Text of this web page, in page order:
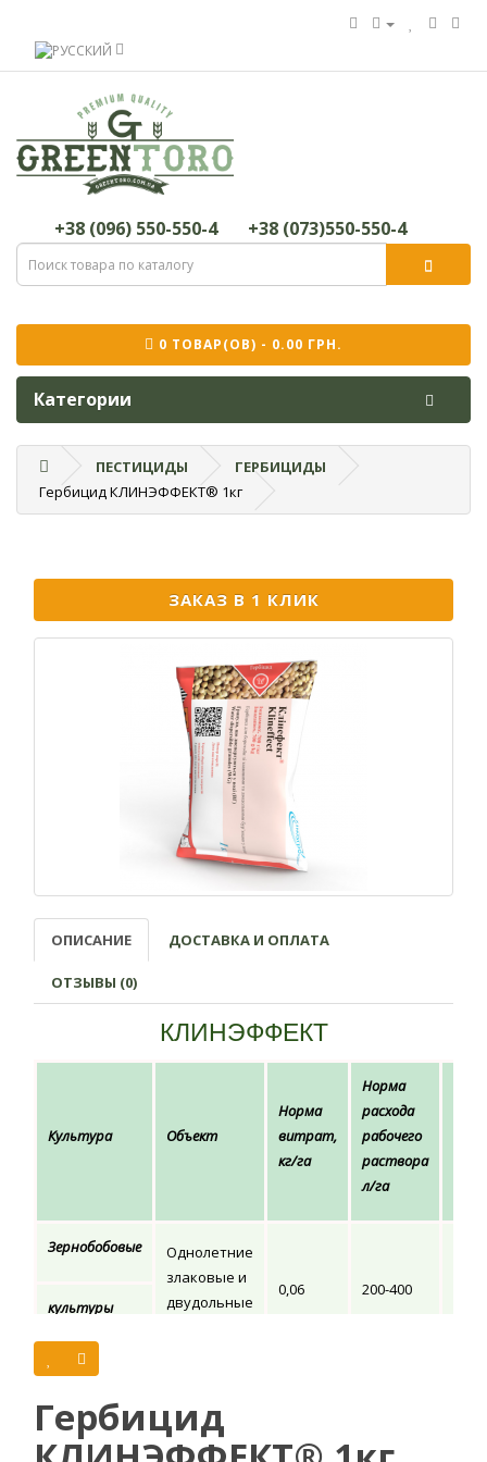
+38 (096) 550-550-4 +38 (073)550-550-4
0 ТОВАР(ОВ) - 0.00 ГРН.
Категории
ПЕСТИЦИДЫ
ГЕРБИЦИДЫ
Гербицид КЛИНЭФФЕКТ® 1кг
ЗАКАЗ В 1 КЛИК
ОПИСАНИЕ ДОСТАВКА И ОПЛАТА
ОТЗЫВЫ (0)
КЛИНЭФФЕКТ
Культура Объект
Норма
витрат,
кг/га
Норма
расхода
рабочего
раствора
л/га
Зернобобовые
Однолетние
злаковые и
двудольные
0,06 200-400
культуры
Гербицид Клинефект является высокоэффективным
средством, предназначенным для борьбы с однолетними
злаковыми и двудольными сорняками во время посевов
сои.
Гербицид